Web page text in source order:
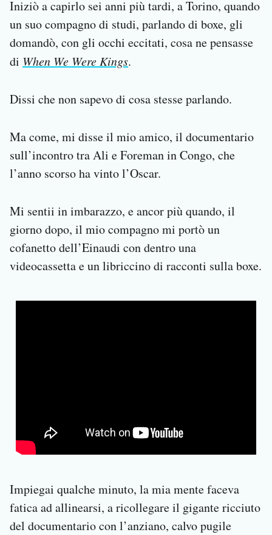
Iniziò a capirlo sei anni più tardi, a Torino, quando
un suo compagno di studi, parlando di boxe, gli
domandò, con gli occhi eccitati, cosa ne pensasse
di When We Were Kings.
Dissi che non sapevo di cosa stesse parlando.
Ma come, mi disse il mio amico, il documentario
sull’incontro tra Ali e Foreman in Congo, che
l’anno scorso ha vinto l’Oscar.
Mi sentii in imbarazzo, e ancor più quando, il
giorno dopo, il mio compagno mi portò un
cofanetto dell’Einaudi con dentro una
videocassetta e un libriccino di racconti sulla boxe.
Impiegai qualche minuto, la mia mente faceva
fatica ad allinearsi, a ricollegare il gigante ricciuto
del documentario con l’anziano, calvo pugile